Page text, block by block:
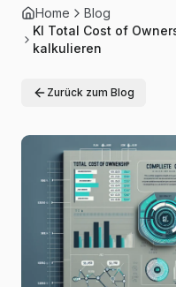
Home
Blog
KI Total Cost of
kalkulieren
Zurück zum Blog